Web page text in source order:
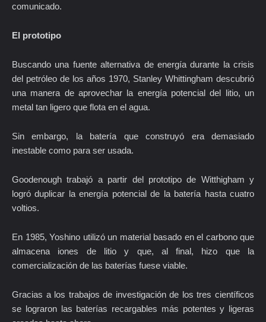
comunicado.
El prototipo
Buscando una fuente alternativa de energía durante la crisis
del petróleo de los años 1970, Stanley Whittingham descubrió
una manera de aprovechar la energía potencial del litio, un
metal tan ligero que flota en el agua.
Sin embargo, la batería que construyó era demasiado
inestable como para ser usada.
Goodenough trabajó a partir del prototipo de Witthigham y
logró duplicar la energía potencial de la batería hasta cuatro
voltios.
En 1985, Yoshino utilizó un material basado en el carbono que
almacena iones de litio y que, al final, hizo que la
comercialización de las baterías fuese viable.
Gracias a los trabajos de investigación de los tres científicos
se lograron las baterías recargables más potentes y ligeras